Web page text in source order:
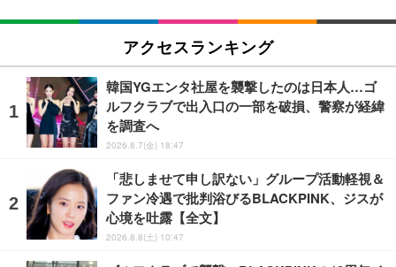
アクセスランキング
韓国YGエンタ社屋を襲撃したのは日本人…ゴ
ルフクラブで出入口の一部を破損、警察が経緯
を調査へ
2026.8.7(金) 18:47
「悲しませて申し訳ない」グループ活動軽視＆
ファン冷遇で批判浴びるBLACKPINK、ジスが
心境を吐露【全文】
2026.8.8(土) 10:47